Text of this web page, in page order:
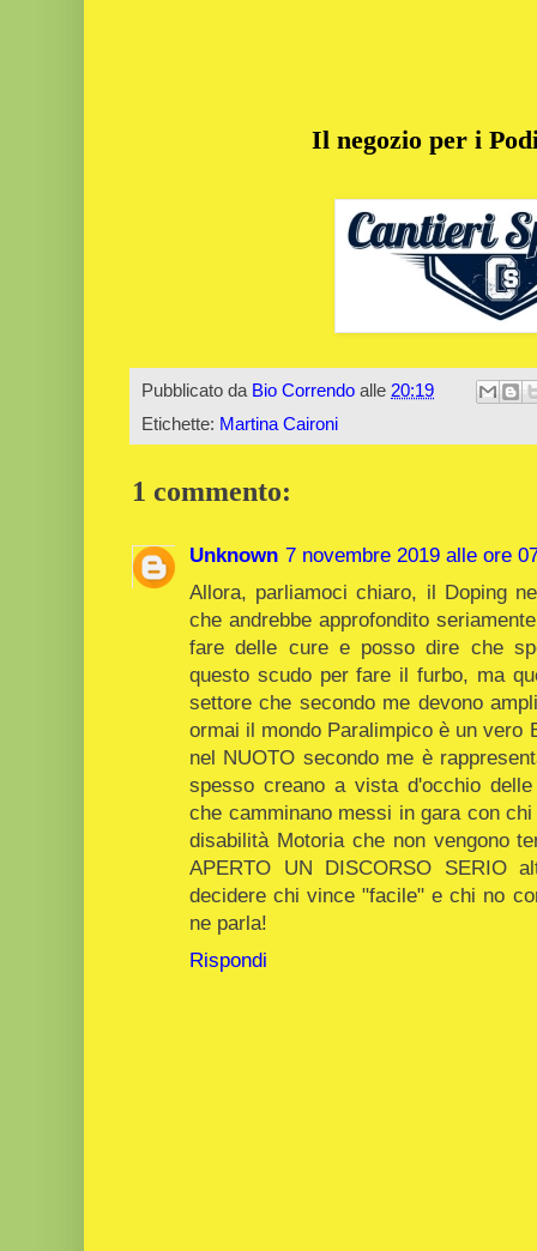
Il negozio per i
Pubblicato da Bio Correndo alle 20:19
Etichette: Martina Caironi
1 commento:
Unknown 7 novembre 2019 alle ore
Allora, parliamoci chiaro, il Doping
che andrebbe approfondito
fare delle cure e posso dire che
questo scudo per fare il furbo, ma
settore che secondo me devono
ormai il mondo Paralimpico è un vero
nel NUOTO secondo me è
spesso creano a vista d'occhio
che camminano messi in gara con
disabilità Motoria che non vengono
APERTO UN DISCORSO
decidere chi vince "facile" e chi no
ne parla!
Rispondi